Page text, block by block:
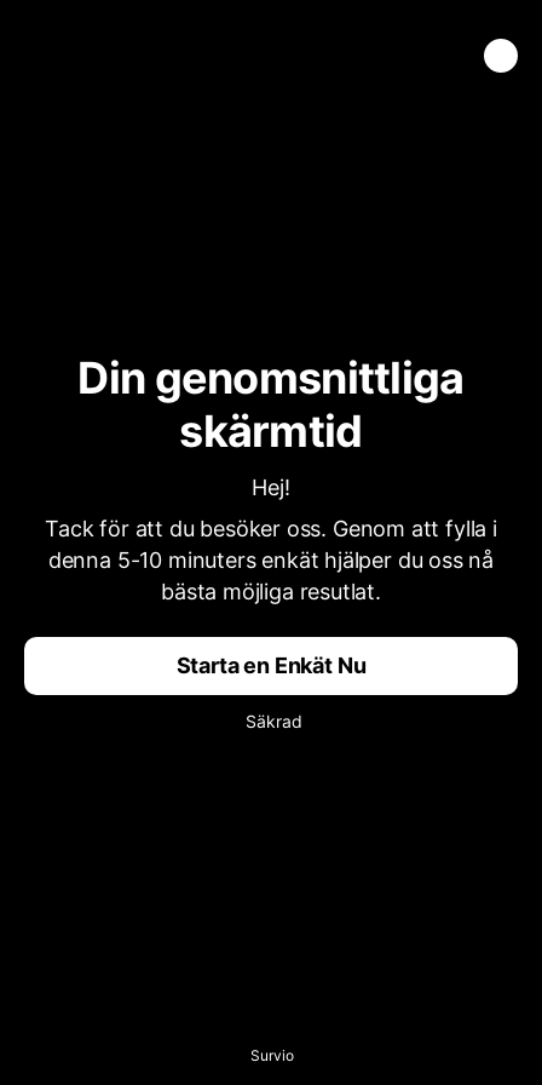
Din genomsnittliga
skärmtid
Hej!
Tack för att du besöker oss. Genom att fylla i
denna 5-10 minuters enkät hjälper du oss nå
bästa möjliga resutlat.
Starta en Enkät Nu
Säkrad
Survio